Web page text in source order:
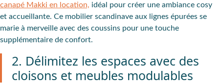
canapé Makki en location, idéal pour créer une ambiance cosy
et accueillante. Ce mobilier scandinave aux lignes épurées se
marie à merveille avec des coussins pour une touche
supplémentaire de confort.
2. Délimitez les espaces avec des
cloisons et meubles modulables